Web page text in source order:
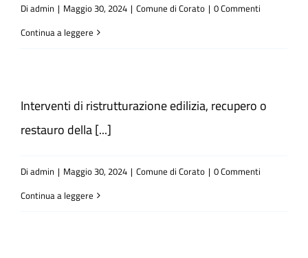
Di admin | Maggio 30, 2024 | Comune di Corato | 0 Commenti
Continua a leggere
Interventi di ristrutturazione edilizia, recupero o
restauro della [...]
Di admin | Maggio 30, 2024 | Comune di Corato | 0 Commenti
Continua a leggere